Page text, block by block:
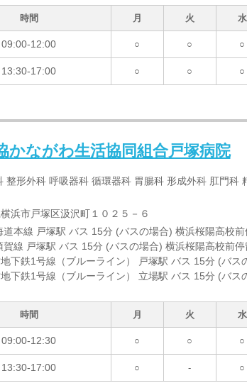
時間 月 火 水
09:00-12:00 ○ ○ ○
13:30-17:00 ○ ○ ○
かながわ生活協同組合戸塚病院
整形外科 呼吸器科 循環器科 胃腸科 形成外科 肛門
浜市戸塚区汲沢町１０２５－６
道本線 戸塚駅 バス 15分 (バスの場合) 横浜桜陽高校
賀線 戸塚駅 バス 15分 (バスの場合) 横浜桜陽高校前
下鉄1号線（ブルーライン） 戸塚駅 バス 15分 (バ
下鉄1号線（ブルーライン） 立場駅 バス 15分 (バ
時間 月 火 水
09:00-12:30 ○ ○ ○
13:30-17:00 ○ - ○